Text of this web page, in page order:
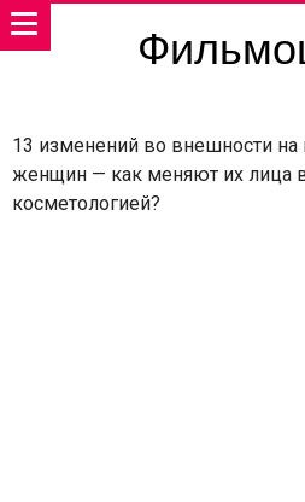
13 изменений во внешности
женщин — как меняют их лица
косметологией?